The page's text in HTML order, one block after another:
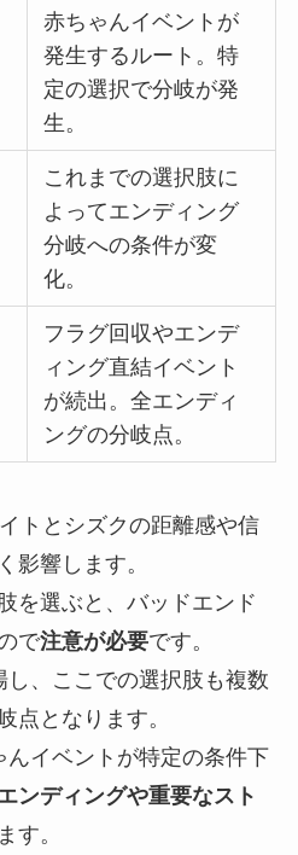
赤ちゃんイベントが
発生するルート。特
定の選択で分岐が発
生。
これまでの選択肢に
よってエンディング
分岐への条件が変
化。
フラグ回収やエンデ
ィング直結イベント
が続出。全エンディ
ングの分岐点。
トとシズクの距離感や信
影響します。
を選ぶと、バッドエンド
で注意が必要です。
し、ここでの選択肢も複数
点となります。
んイベントが特定の条件下
ンディングや重要なスト
す。